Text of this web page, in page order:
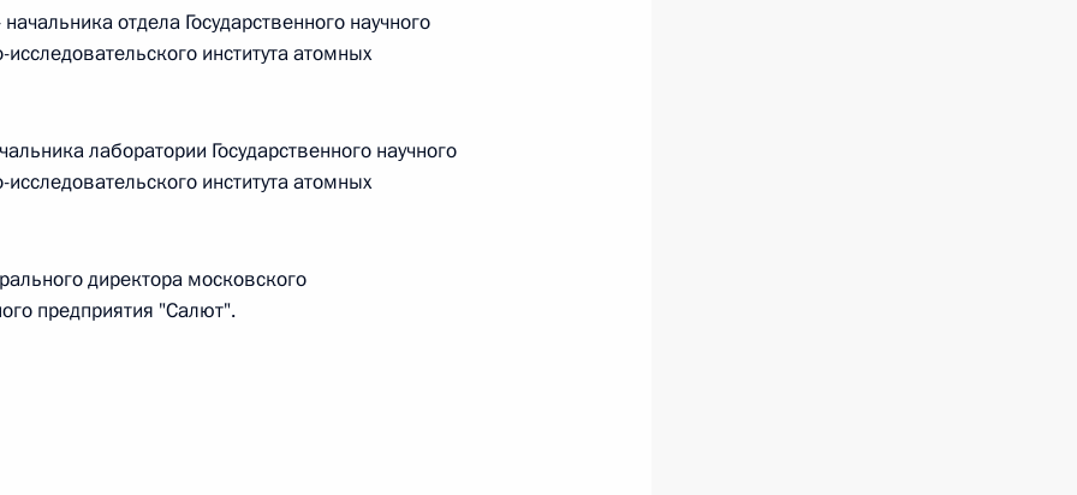
первой и статью 227–1 части второй Налогового
г. № 246-ФЗ
отдела Государственного научного
института атомных
лаборатории Государственного научного
института атомных
директора московского
предприятия "Салют".